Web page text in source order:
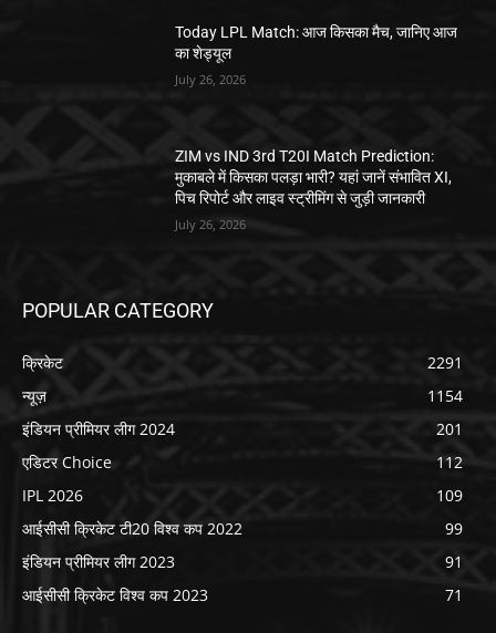
Today LPL Match: आज किसका मैच, जानिए आज
का शेड्यूल
July 26, 2026
ZIM vs IND 3rd T20I Match Prediction:
मुकाबले में किसका पलड़ा भारी? यहां जानें संभावित XI,
पिच रिपोर्ट और लाइव स्ट्रीमिंग से जुड़ी जानकारी
July 26, 2026
POPULAR CATEGORY
क्रिकेट
2291
न्यूज़
1154
इंडियन प्रीमियर लीग 2024
201
एडिटर Choice
112
IPL 2026
109
आईसीसी क्रिकेट टी20 विश्व कप 2022
99
इंडियन प्रीमियर लीग 2023
91
आईसीसी क्रिकेट विश्व कप 2023
71